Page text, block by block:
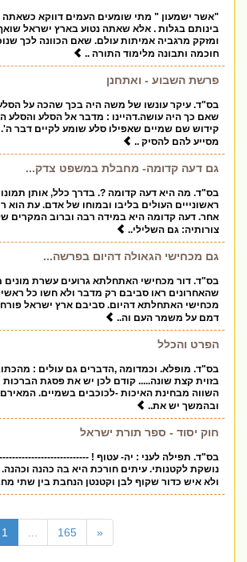
"אשר ישמעון " מתי שומעים העמים דווקא כשאתה
בינותם בגלות . אלא שאתה נטוע בארץ ישראל
ומזקק מרגביה אמיתות עולם. שאם הכוונה לכך
חוכמה ותבונה מלימוד התורה ..
פרשת השבוע - ואתחנן
בס"ד. עיקר עונשו של משה היה בכך שהכה על
שאם כך היה עושה.דהיינו : מדבר אל הסלע והסלע
קידוש שם שמיים שאפילו סלע שומע לקיים דבר
מסייע להם להסיק ..
גם דעה קדומה- מחבלת במשפט צדק...
בס"ד. מה היא דעה קדומה ?. בדרך כלל, אותן
ראשונייים העולים בליבו ובמוחו של אדם. עת הוא
אחר. דעה קדומה היא במידה רבה וברוב המקרים
צורותיה: גם השלילי..
גם מכחישי הגאולה דהיום בפרשה...
בס"ד. דור מכחישי האתחלתא גרועים עשרת מונים
שהאחרונים ראו סביבם רק מדבר ולא חשו כל
מכחישי האתחלתא דהיום. סביבם ארץ ישראל
דמם על משמר העם וה..
הפרט והכלל
בס"ד. מופלא. וכמדומה ,הדברים גם עולים :
בזוית קצת שונה..... קודם לכן יש את פסגת
השווה מבחינת האיכות -לכוכבים בשמיים.
ובהמשך יש את..
חוק יסוד - ספר תורת ישראל
בס"ד. תפילה לעני : יה- עטוף !
נושקת לקטנותי. עיתים חורכת היא בה כהנה
ולא איש כדור שקוף לבן וקטנטן הנחבת בין שתי
1 165 «